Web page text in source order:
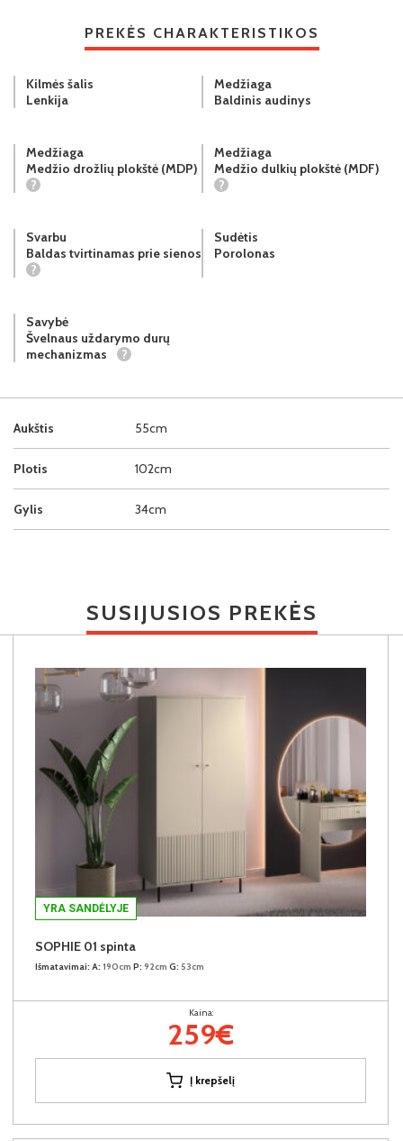
PREKĖS CHARAKTERISTIKOS
Aukštis 55cm
Plotis 102cm
Gylis 34cm
Kilmės šalis
Lenkija
Medžiaga
Baldinis audinys
Medžiaga
Medžio drožlių plokštė (MDP)
?
Medžiaga
Medžio dulkių plokštė (MDF)
?
Svarbu
Baldas tvirtinamas prie sienos
?
Sudėtis
Porolonas
Savybė
Švelnaus uždarymo durų
mechanizmas
?
SUSIJUSIOS PREKĖS
YRA SANDĖLYJE
SOPHIE 01 spinta
Išmatavimai: A: 190cm P: 92cm G: 53cm
Kaina:
259€
Į krepšelį